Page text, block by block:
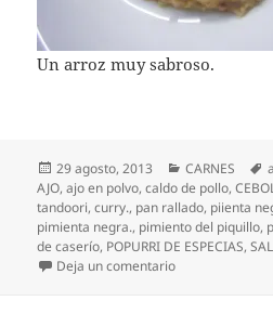
Un arroz muy sabroso.
Publicado
el
29 agosto, 2013 Categorías
CARNES
AJO,ajo en polvo,caldo de pollo,
tandoori,curry., pan rallado, piienta
pimienta negra., pimiento del piquillo,
de caserío, POPURRI DE ESPECIAS,SAL
Deja un comentarioen Pollo de